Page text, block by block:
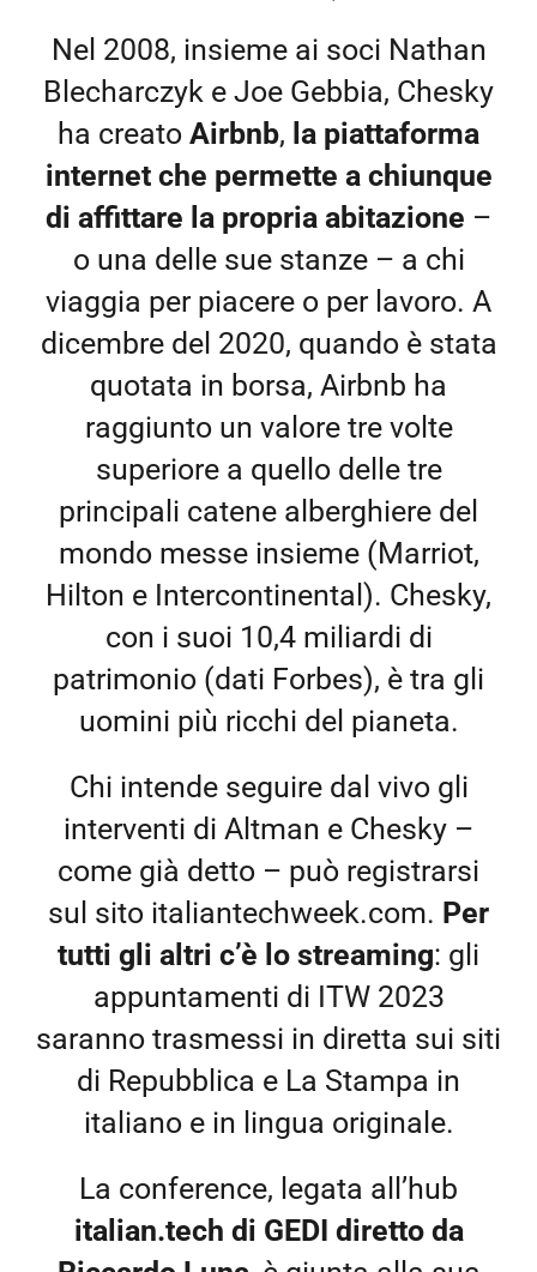
Nel 2008, insieme ai soci Nathan
Blecharczyk e Joe Gebbia, Chesky
ha creato Airbnb, la piattaforma
internet che permette a chiunque
di affittare la propria abitazione –
o una delle sue stanze – a chi
viaggia per piacere o per lavoro. A
dicembre del 2020, quando è stata
quotata in borsa, Airbnb ha
raggiunto un valore tre volte
superiore a quello delle tre
principali catene alberghiere del
mondo messe insieme (Marriot,
Hilton e Intercontinental). Chesky,
con i suoi 10,4 miliardi di
patrimonio (dati Forbes), è tra gli
uomini più ricchi del pianeta.
Chi intende seguire dal vivo gli
interventi di Altman e Chesky –
come già detto – può registrarsi
sul sito italiantechweek.com. Per
tutti gli altri c’è lo streaming: gli
appuntamenti di ITW 2023
saranno trasmessi in diretta sui siti
di Repubblica e La Stampa in
italiano e in lingua originale.
La conference, legata all’hub
italian.tech di GEDI diretto da